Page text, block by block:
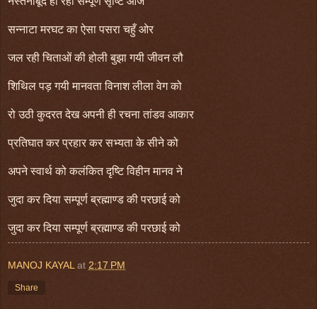
सन्नाटा मरघट का ऐसा पसरा चहुँ ओर
जल रही चिताओं की होली बुझा गयी जीवन लौ
शिथिल पड़ गयी मानवता विनाश लीला वेग को
रो उठी कुदरत देख अपनी ही रचना तांडव आकार
प्रतिघात कर प्रहार कर सभ्यता के सीने को
अपने स्वार्थ को कलंकित दृष्टि विहीन मानव ने
जुदा कर दिया सम्पूर्ण ब्रह्माण्ड की परछाई को
जुदा कर दिया सम्पूर्ण ब्रह्माण्ड की परछाई को
MANOJ KAYAL at 2:17 PM
Share